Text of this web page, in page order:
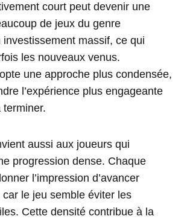
court peut devenir une
de jeux du genre
massif, ce qui
les nouveaux venus.
une approche plus condensée,
l’expérience plus engageante
terminer.
aussi aux joueurs qui
progression dense. Chaque
l’impression d’avancer
le jeu semble éviter les
Cette densité contribue à la